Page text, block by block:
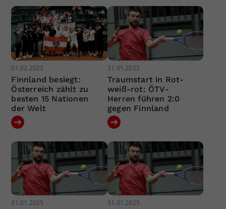
01.02.2025
Finnland besiegt:
Österreich zählt zu
besten 15 Nationen
der Welt
31.01.2025
Traumstart in Rot-
weiß-rot: ÖTV-
Herren führen 2:0
gegen Finnland
31.01.2025 31.01.2025